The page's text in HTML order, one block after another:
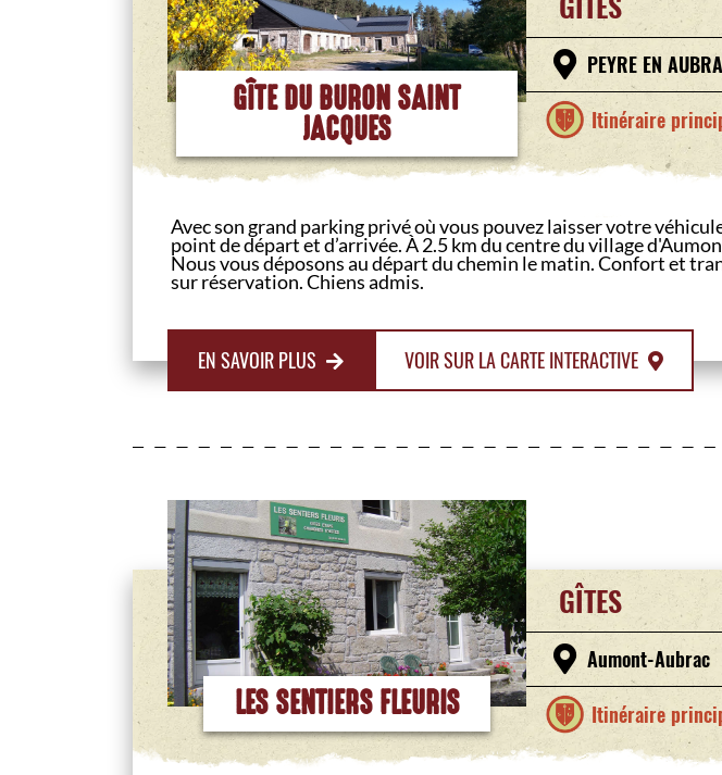
GÎTE DU BURON SAINT
JACQUES
PEYRE EN
Itinéraire
Avec son grand parking privé où vous pouvez laisser votre
point de départ et d’arrivée. À 2.5 km du centre du village
Nous vous déposons au départ du chemin le matin. Confort et
sur réservation. Chiens admis.
EN SAVOIR PLUS VOIR SUR LA CARTE INTERACTIVE
LES SENTIERS FLEURIS
GÎTES
Aumont-Aubrac
Itinéraire